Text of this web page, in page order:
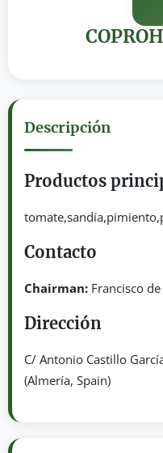
Descripción
Productos
Contacto
Chairman: Francisco
Dirección
C/ Antonio Castillo
(Almería, Spain)